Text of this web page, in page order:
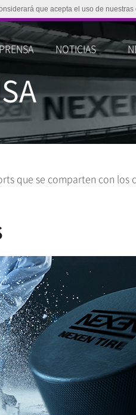
que acepta el uso de nuestras
NOTICIAS
que se comparten con los